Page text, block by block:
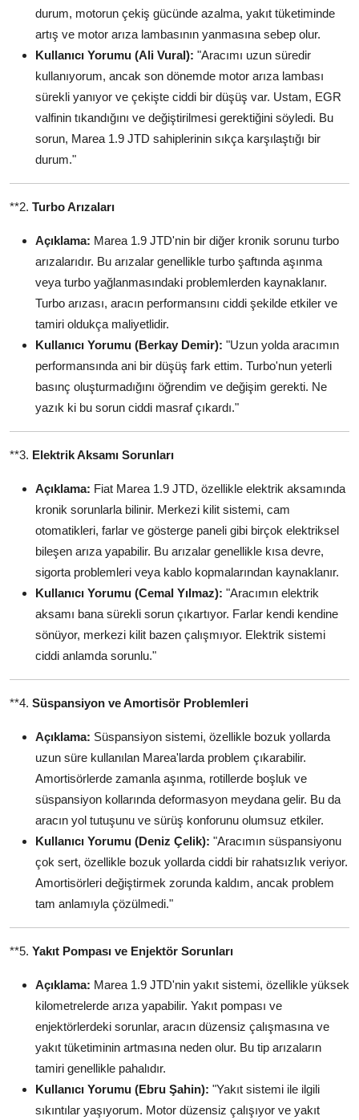
durum, motorun çekiş gücünde azalma, yakıt tüketiminde
artış ve motor arıza lambasının yanmasına sebep olur.
Kullanıcı Yorumu (Ali Vural): "Aracımı uzun süredir
kullanıyorum, ancak son dönemde motor arıza lambası
sürekli yanıyor ve çekişte ciddi bir düşüş var. Ustam, EGR
valfinin tıkandığını ve değiştirilmesi gerektiğini söyledi. Bu
sorun, Marea 1.9 JTD sahiplerinin sıkça karşılaştığı bir
durum."
**2. Turbo Arızaları
Açıklama: Marea 1.9 JTD'nin bir diğer kronik sorunu turbo
arızalarıdır. Bu arızalar genellikle turbo şaftında aşınma
veya turbo yağlanmasındaki problemlerden kaynaklanır.
Turbo arızası, aracın performansını ciddi şekilde etkiler ve
tamiri oldukça maliyetlidir.
Kullanıcı Yorumu (Berkay Demir): "Uzun yolda aracımın
performansında ani bir düşüş fark ettim. Turbo'nun yeterli
basınç oluşturmadığını öğrendim ve değişim gerekti. Ne
yazık ki bu sorun ciddi masraf çıkardı."
**3. Elektrik Aksamı Sorunları
Açıklama: Fiat Marea 1.9 JTD, özellikle elektrik aksamında
kronik sorunlarla bilinir. Merkezi kilit sistemi, cam
otomatikleri, farlar ve gösterge paneli gibi birçok elektriksel
bileşen arıza yapabilir. Bu arızalar genellikle kısa devre,
sigorta problemleri veya kablo kopmalarından kaynaklanır.
Kullanıcı Yorumu (Cemal Yılmaz): "Aracımın elektrik
aksamı bana sürekli sorun çıkartıyor. Farlar kendi kendine
sönüyor, merkezi kilit bazen çalışmıyor. Elektrik sistemi
ciddi anlamda sorunlu."
**4. Süspansiyon ve Amortisör Problemleri
Açıklama: Süspansiyon sistemi, özellikle bozuk yollarda
uzun süre kullanılan Marea'larda problem çıkarabilir.
Amortisörlerde zamanla aşınma, rotillerde boşluk ve
süspansiyon kollarında deformasyon meydana gelir. Bu da
aracın yol tutuşunu ve sürüş konforunu olumsuz etkiler.
Kullanıcı Yorumu (Deniz Çelik): "Aracımın süspansiyonu
çok sert, özellikle bozuk yollarda ciddi bir rahatsızlık veriyor.
Amortisörleri değiştirmek zorunda kaldım, ancak problem
tam anlamıyla çözülmedi."
**5. Yakıt Pompası ve Enjektör Sorunları
Açıklama: Marea 1.9 JTD'nin yakıt sistemi, özellikle yüksek
kilometrelerde arıza yapabilir. Yakıt pompası ve
enjektörlerdeki sorunlar, aracın düzensiz çalışmasına ve
yakıt tüketiminin artmasına neden olur. Bu tip arızaların
tamiri genellikle pahalıdır.
Kullanıcı Yorumu (Ebru Şahin): "Yakıt sistemi ile ilgili
sıkıntılar yaşıyorum. Motor düzensiz çalışıyor ve yakıt